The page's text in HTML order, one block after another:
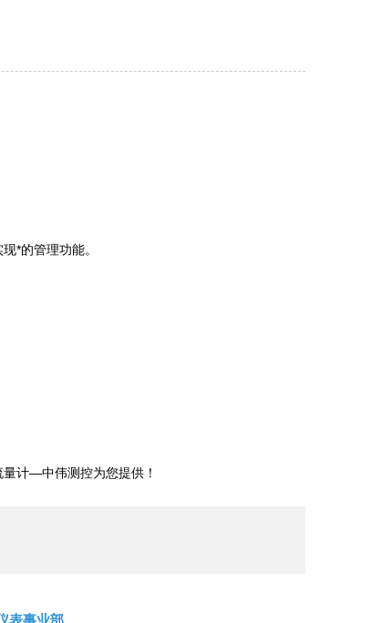
*的管理功能。
量计—中伟测控为您提供！
表事业部